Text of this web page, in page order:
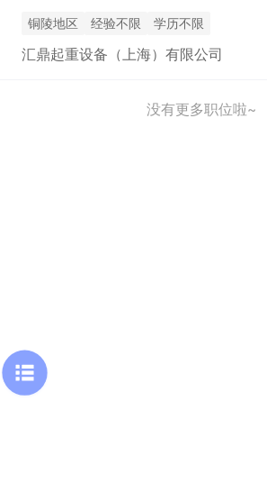
铜陵地区 经验不限 学历不限
汇鼎起重设备（上海）有限公司
没有更多职位啦~